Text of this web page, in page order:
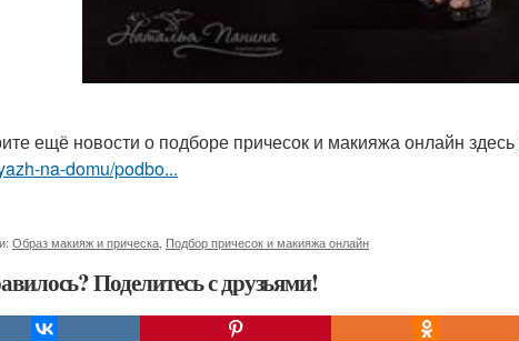
ещё новости о подборе причесок и макияжа онлайн здесь
na-domu/podbo...
Образ макияж и прическа, Подбор причесок и макияжа онлайн
Поделитесь с друзьями!